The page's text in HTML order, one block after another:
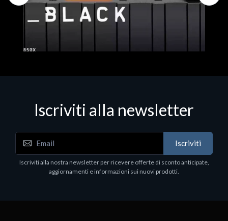
WD_BLACK SN850X NVMe SSD
WDBB9H0020BNC - SSD - 2 TB - interno - M.2
2280 - PCIe 4.0 (NVMe) - dissipatore integrato -
nero
Iscriviti alla newsletter
Iscriviti
Iscriviti alla nostra newsletter per ricevere offerte di sconto anticipate,
aggiornamenti e informazioni sui nuovi prodotti.